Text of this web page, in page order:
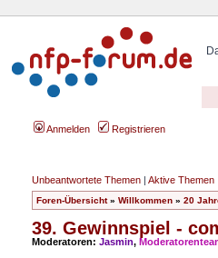
Anmelden Registrieren
Unbeantwortete Themen | Aktive Themen
Foren-Übersicht» Willkommen » 20
39. Gewinnspiel -
Moderatoren: Jasmin,